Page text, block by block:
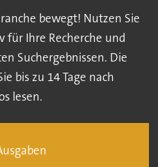
bewegt! Nutzen Sie
für Ihre Recherche und
Suchergebnissen. Die
bis zu 14 Tage nach
lesen.